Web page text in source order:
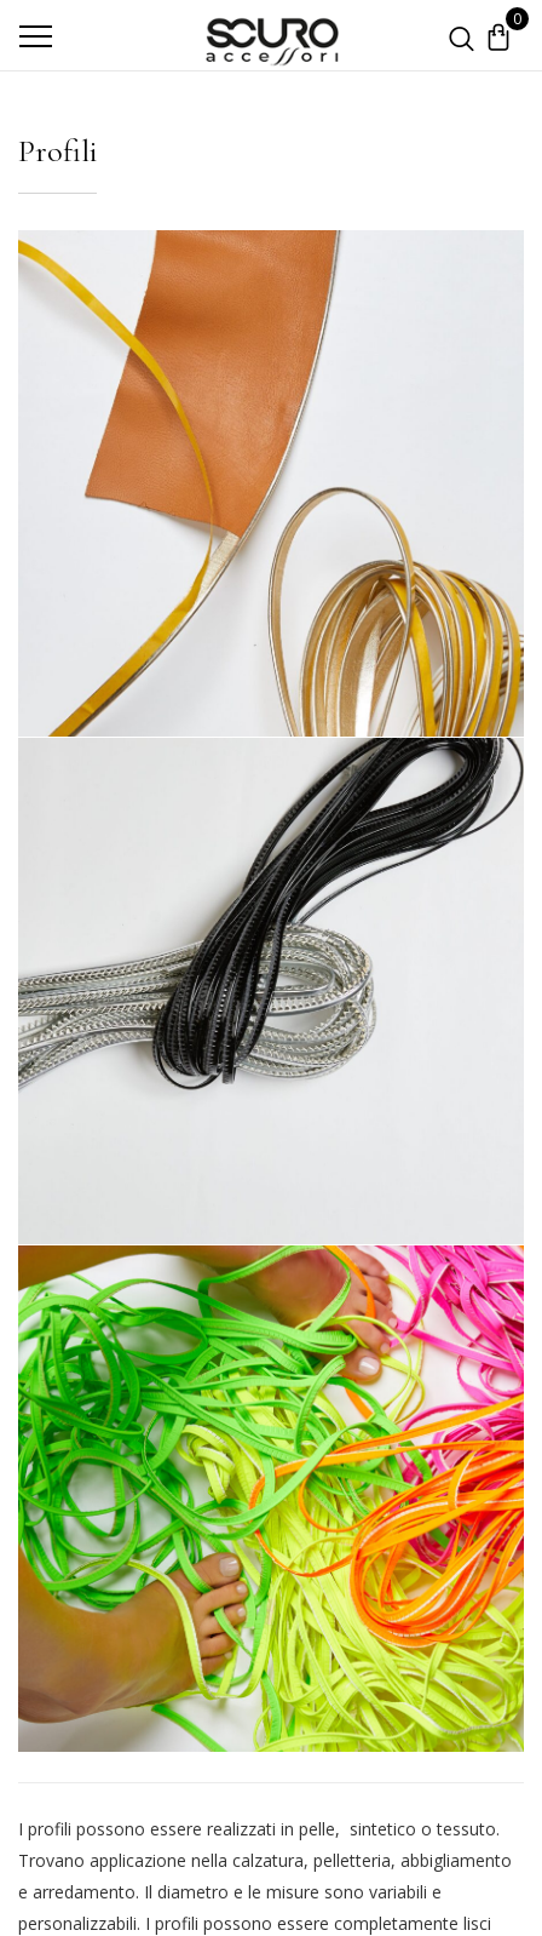
0
Profili
I profili possono essere realizzati in pelle, sintetico o tessuto.
Trovano applicazione nella calzatura, pelletteria, abbigliamento
e arredamento. Il diametro e le misure sono variabili e
personalizzabili. I profili possono essere completamente lisci